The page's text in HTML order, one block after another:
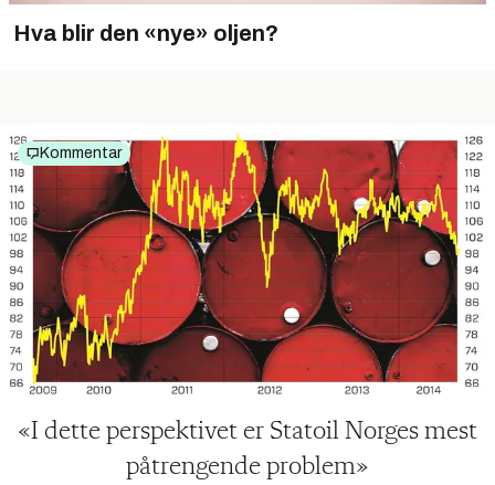
Hva blir den «nye» oljen?
Kommentar
«I dette perspektivet er Statoil Norges mest
påtrengende problem»